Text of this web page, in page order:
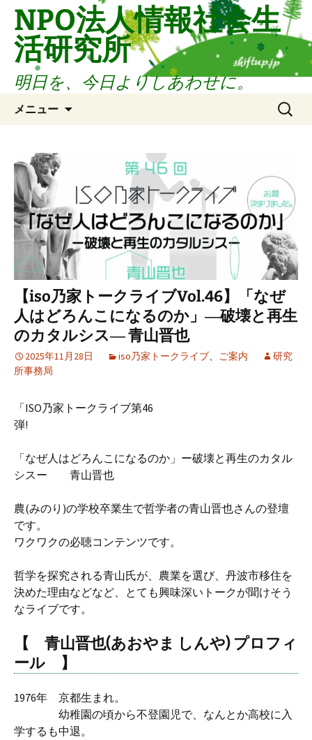
へ
キ
NPO法人情報社会生
活研究所
明日を、今日よりしあわせに。
メニュー
検
索:
【iso乃家トークライブVol.46】「なぜ
人はどろんこになるのか」―破壊と再生
のカタルシス― 青山晋也
2025年11月28日 iso乃家トークライブ、 ご案内
研究
所事務局
「ISO乃家トークライブ第46
弾!
「なぜ人はどろんこになるのか」ー破壊と再生のカタル
シスー 青山晋也
農(みのり)の学校卒業生で哲学者の青山晋也さんの登壇
です。
ワクワクの必聴コンテンツです。
哲学を探究される青山氏が、農業を選び、丹波市移住を
決めた理由などなど、とても興味深いトークが聞けそう
なライブです。
【 青山晋也(あおやま しんや) プロフィ
ール 】
1976年 京都生まれ。
幼稚園の頃から不登園児で、なんとか高校に入
学するも中退。